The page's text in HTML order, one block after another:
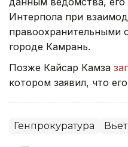
Интерпола при
правоохранительными
городе Камрань.
Позже Кайсар Камза
котором заявил, что
Генпрокуратура